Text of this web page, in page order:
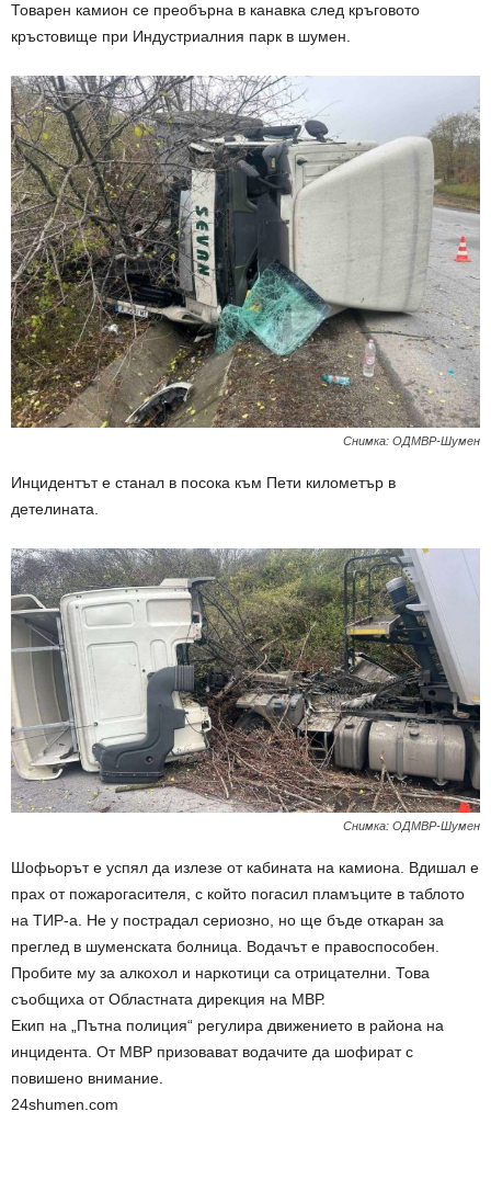
Товарен камион се преобърна в канавка след кръговото
кръстовище при Индустриалния парк в шумен.
Снимка: ОДМВР-Шумен
Инцидентът е станал в посока към Пети километър в
детелината.
Снимка: ОДМВР-Шумен
Шофьорът е успял да излезе от кабината на камиона. Вдишал е
прах от пожарогасителя, с който погасил пламъците в таблото
на ТИР-а. Не у пострадал сериозно, но ще бъде откаран за
преглед в шуменската болница. Водачът е правоспособен.
Пробите му за алкохол и наркотици са отрицателни. Това
съобщиха от Областната дирекция на МВР.
Екип на „Пътна полиция“ регулира движението в района на
инцидента. От МВР призовават водачите да шофират с
повишено внимание.
24shumen.com